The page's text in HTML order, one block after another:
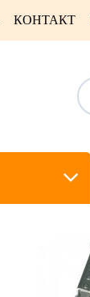
КОНТАКТ